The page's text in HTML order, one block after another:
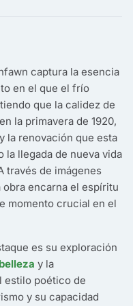
captura la esencia
en el que el frío
que la calidez de
la primavera de 1920,
la renovación que esta
llegada de nueva vida
través de imágenes
encarna el espíritu
momento crucial en el
es su exploración
belleza y la
estilo poético de
y su capacidad